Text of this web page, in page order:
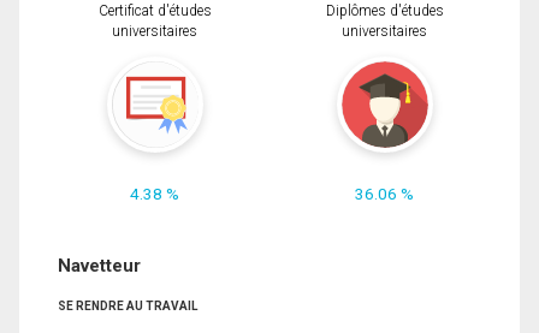
Certificat d'études
universitaires
4.38 %
Diplômes d'études
universitaires
36.06 %
Navetteur
SE RENDRE AU TRAVAIL